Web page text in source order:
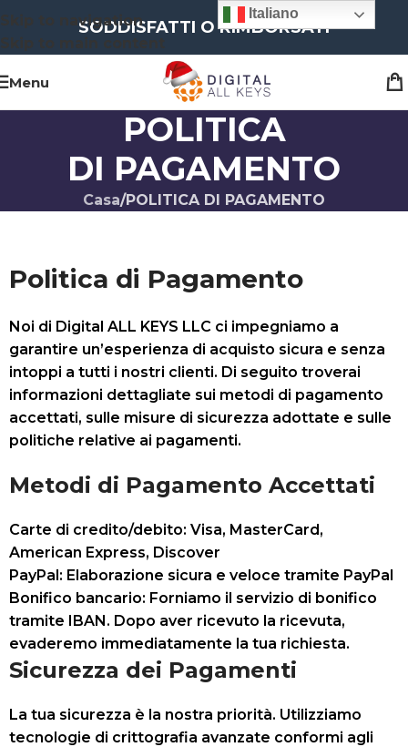
Skip to navigationSODDISFATTI O RIMBORSATI
Menu
POLITICA
DI PAGAMENTO
Casa POLITICA DI PAGAMENTO
Politica di Pagamento
Noi di Digital ALL KEYS LLC ci impegniamo a
garantire un’esperienza di acquisto sicura e senza
intoppi a tutti i nostri clienti. Di seguito troverai
informazioni dettagliate sui metodi di pagamento
accettati, sulle misure di sicurezza adottate e sulle
politiche relative ai pagamenti.
Metodi di Pagamento Accettati
Carte di credito/debito: Visa, MasterCard,
American Express, Discover
PayPal: Elaborazione sicura e veloce tramite PayPal
Bonifico bancario: Forniamo il servizio di bonifico
tramite IBAN. Dopo aver ricevuto la ricevuta,
evaderemo immediatamente la tua richiesta.
Sicurezza dei Pagamenti
La tua sicurezza è la nostra priorità. Utilizziamo
tecnologie di crittografia avanzate conformi agli
Italiano